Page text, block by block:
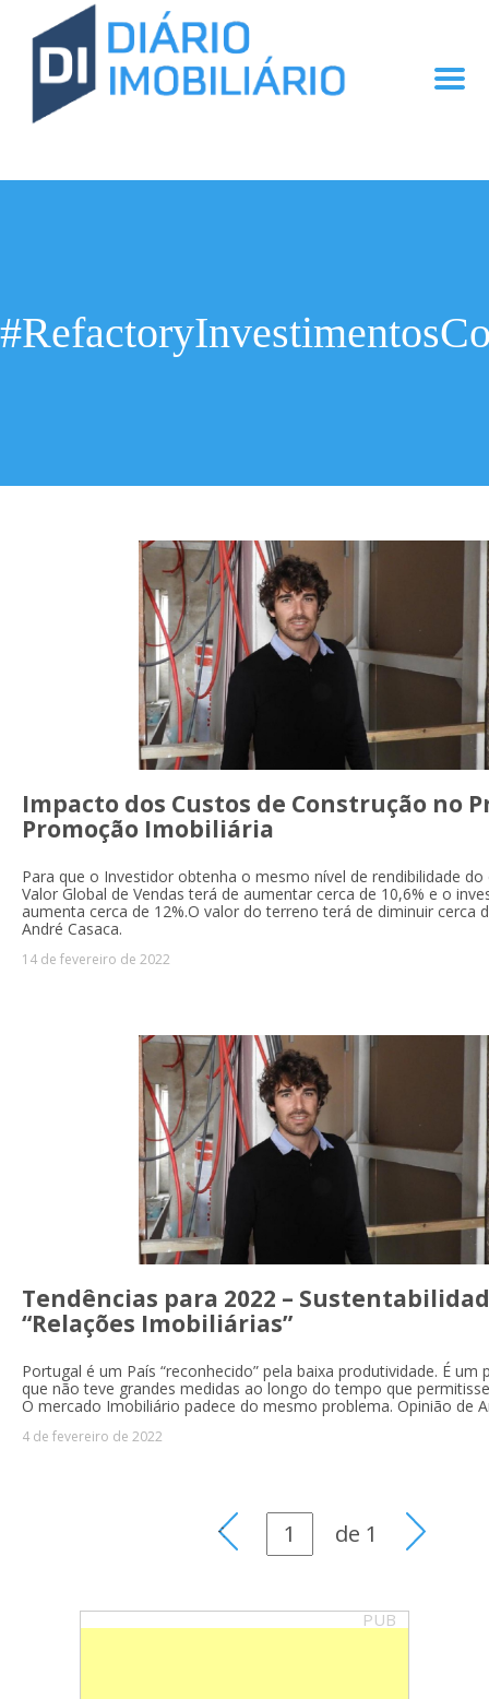
Impacto dos Custos de Construção no
Promoção Imobiliária
Para que o Investidor obtenha o mesmo nível de rendibilidade
Valor Global de Vendas terá de aumentar cerca de 10,6% e o
aumenta cerca de 12%.O valor do terreno terá de diminuir cerca
André Casaca.
14 de fevereiro de 2022
Tendências para 2022 –
“Relações Imobiliárias”
Portugal é um País “reconhecido” pela baixa produtividade. É um
que não teve grandes medidas ao longo do tempo que
O mercado Imobiliário padece do mesmo problema. Opinião de
4 de fevereiro de 2022
de 1
PUB